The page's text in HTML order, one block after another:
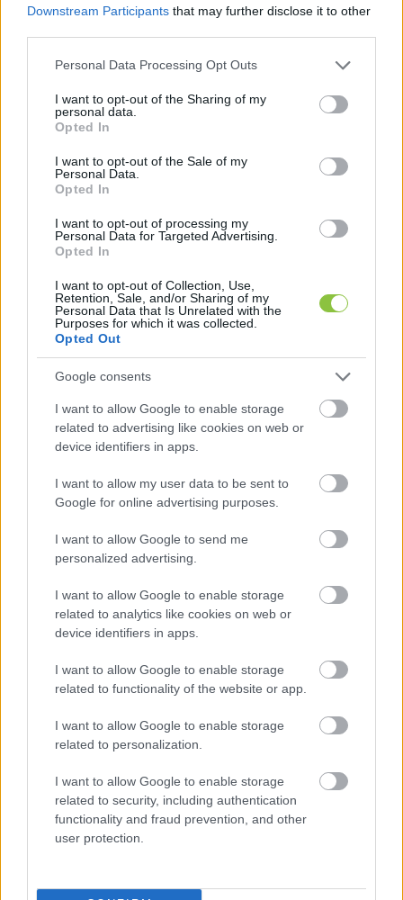
Downstream Participants that may further disclose it to other
Please note that this website/app uses one or more Google
not limited to your visit or usage behaviour. You may click to
grant or deny consent to Google and its third-party tags to
use your data for below specified purposes in below Google
consent section.
Personal Data Processing Opt Outs
I want to opt-out of the Sharing of my
personal data.
Opted In
I want to opt-out of the Sale of my
Personal Data.
Opted In
I want to opt-out of processing my
Personal Data for Targeted Advertising.
Opted In
I want to opt-out of Collection, Use,
Retention, Sale, and/or Sharing of my
Personal Data that Is Unrelated with the
Purposes for which it was collected.
Opted Out
Google consents
I want to allow Google to enable storage
related to advertising like cookies on web or
device identifiers in apps.
I want to allow my user data to be sent to
Google for online advertising purposes.
I want to allow Google to send me
personalized advertising.
I want to allow Google to enable storage
related to analytics like cookies on web or
device identifiers in apps.
I want to allow Google to enable storage
related to functionality of the website or app.
I want to allow Google to enable storage
related to personalization.
I want to allow Google to enable storage
related to security, including authentication
functionality and fraud prevention, and other
user protection.
Fotó: Szabolcs24
Szegeder: Több akkumulátorgyár veszélyes
hulladéka is Szegeden köt ki, de kell tartani
ettől?
Több ezer kék hordó látható a Multigrade Kft.
légi felvételeken, amelyeket a Szegeder egy
olvasójától kapott. A fotók arról tanúskodnak,
veszélyes hulladékot tárolnak, szeptemberben
akkumulátorgyárak veszélyes hulladékának egy
része kerül az észak-szegedi ipari övezetbe. A
Greenpeace szakértője szerint az az átvett
mennyiség, amelyet korábban a Multigrade
közölt, önmagában nem kirívó, azonban
összetételét sokszor nem ismerjük, lehetnek